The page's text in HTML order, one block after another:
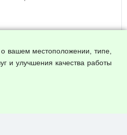
вашем местоположении, типе,
и улучшения качества работы
временно отключена!